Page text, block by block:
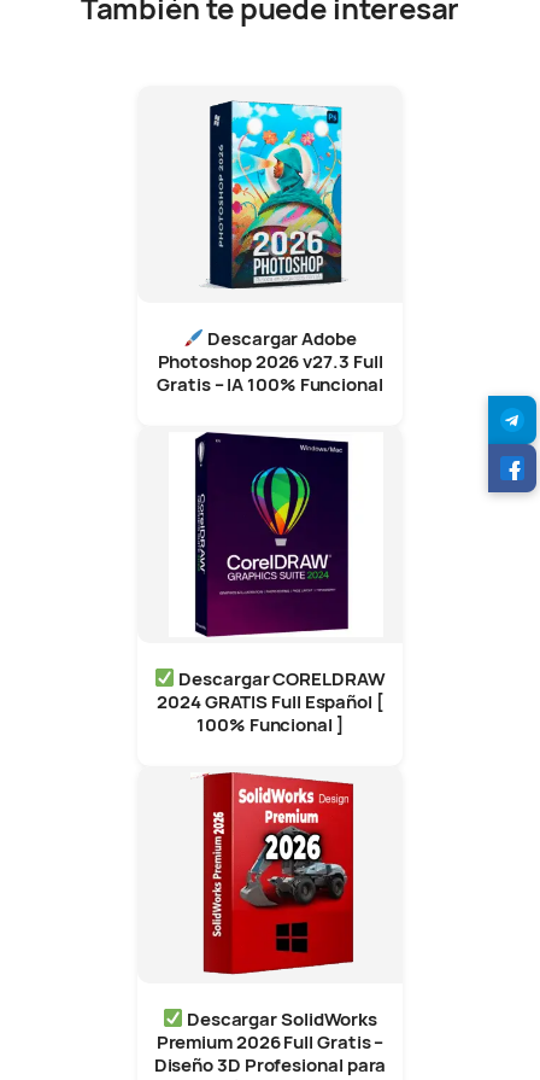
Descargar Adobe
Photoshop 2026 v27.3 Full
Gratis – IA 100% Funcional
Descargar CORELDRAW
2024 GRATIS Full Español [
100% Funcional ]
Descargar SolidWorks
Premium 2026 Full Gratis –
Diseño 3D Profesional para